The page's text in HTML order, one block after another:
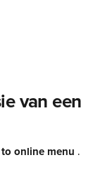
van een
online menu .